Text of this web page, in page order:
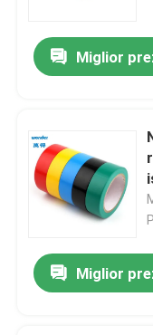
Miglior
Miglior